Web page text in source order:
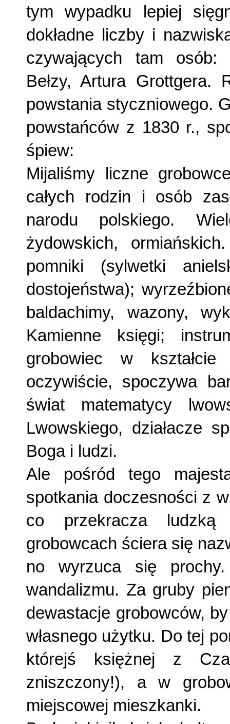
tym wypadku lepiej
dokładne liczby i
czywających tam osób:
Bełzy, Artura Grot­tgera.
powstania styczniowego.
powstańców z 1830 r.,
śpiew:
Mijaliśmy liczne
całych rodzin i osób
narodu polskiego.
żydowskich,
pomniki (sylwetki
dostojeństwa);
baldachi­my, wazony,
Kamienne księgi;
grobowiec w
oczywiście, spoczywa
świat matematycy
Lwowskiego, działacze
Boga i ludzi.
Ale pośród tego
spotkania doczesno­ści z
co przekracza
grobowcach ściera się
no wyrzuca się
wandalizmu. Za gru­by
dewastacje grobowców,
własnego użyt­ku. Do tej
którejś księżnej z
zniszczony!), a w
miejscowej mieszkanki.